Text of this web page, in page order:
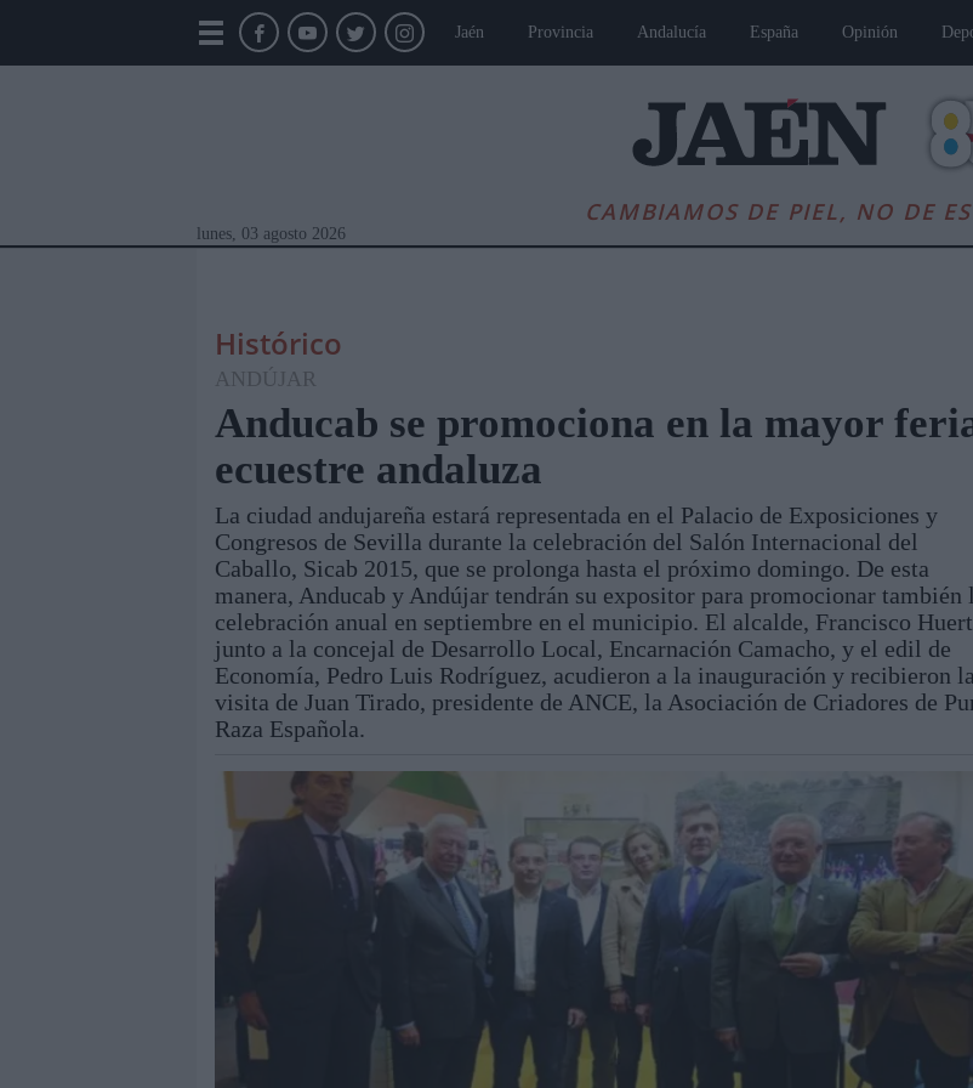
Jaén Provincia Andalucía España Opinión
CAMBIAMOS DE PIEL, NO DE
lunes, 03 agosto 2026
Módulos Portada Jaén Provincia Linares
Histórico
ANDÚJAR
Anducab se promociona en la mayor
ecuestre andaluza
La ciudad andujareña estará representada en el Palacio de Exposiciones y
Congresos de Sevilla durante la celebración del Salón Internacional del
Caballo, Sicab 2015, que se prolonga hasta el próximo domingo. De esta
manera, Anducab y Andújar tendrán su expositor para promocionar también
celebración anual en septiembre en el municipio. El alcalde, Francisco
junto a la concejal de Desarrollo Local, Encarnación Camacho, y el edil de
Economía, Pedro Luis Rodríguez, acudieron a la inauguración y recibieron la
visita de Juan Tirado, presidente de ANCE, la Asociación de Criadores de
Raza Española.